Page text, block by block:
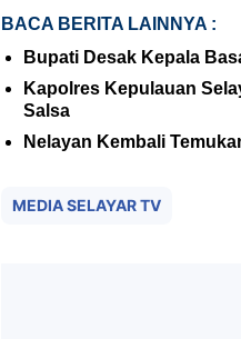
BACA BERITA LAINNYA :
Bupati Desak Kepala
Kapolres Kepulauan
Salsa
Nelayan Kembali
MEDIA SELAYAR TV